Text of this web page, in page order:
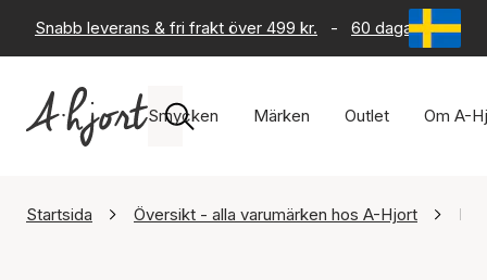
Snabb leverans & fri frakt över 499 kr. - 60 dagars
Smycken Märken Outlet Om A-
Startsida Översikt - alla varumärken hos A-Hjort